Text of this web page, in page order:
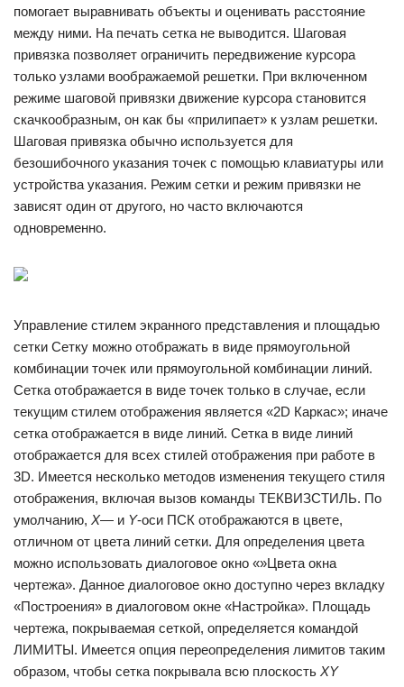
помогает выравнивать объекты и оценивать расстояние
между ними. На печать сетка не выводится. Шаговая
привязка позволяет ограничить передвижение курсора
только узлами воображаемой решетки. При включенном
режиме шаговой привязки движение курсора становится
скачкообразным, он как бы «прилипает» к узлам решетки.
Шаговая привязка обычно используется для
безошибочного указания точек с помощью клавиатуры или
устройства указания. Режим сетки и режим привязки не
зависят один от другого, но часто включаются
одновременно.
Управление стилем экранного представления и площадью
сетки Сетку можно отображать в виде прямоугольной
комбинации точек или прямоугольной комбинации линий.
Сетка отображается в виде точек только в случае, если
текущим стилем отображения является «2D Каркас»; иначе
сетка отображается в виде линий. Сетка в виде линий
отображается для всех стилей отображения при работе в
3D. Имеется несколько методов изменения текущего стиля
отображения, включая вызов команды ТЕКВИЗСТИЛЬ. По
умолчанию, X— и Y-оси ПСК отображаются в цвете,
отличном от цвета линий сетки. Для определения цвета
можно использовать диалоговое окно «»Цвета окна
чертежа». Данное диалоговое окно доступно через вкладку
«Построения» в диалоговом окне «Настройка». Площадь
чертежа, покрываемая сеткой, определяется командой
ЛИМИТЫ. Имеется опция переопределения лимитов таким
образом, чтобы сетка покрывала всю плоскость XY